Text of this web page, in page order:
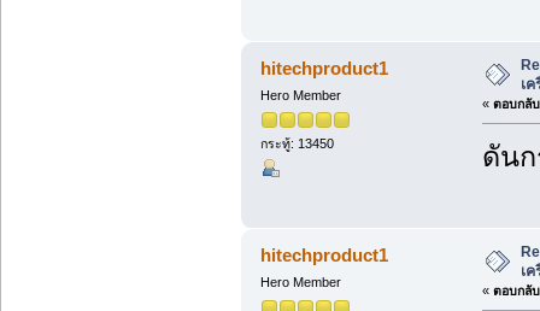
hitechproduct1
Hero Member
กระทู้: 13450
เ
« ตอบกลั
ดัน
hitechproduct1
Hero Member
เ
« ตอบกลั